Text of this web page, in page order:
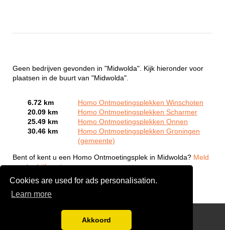
Cookies are used for ads personalisation.
Learn more
Akkoord
Geen bedrijven gevonden in "Midwolda". Kijk hieronder voor
plaatsen in de buurt van "Midwolda".
6.72 km
Homo Ontmoetingsplekken Winschoten
20.09 km
Homo Ontmoetingsplekken Scharmer
25.49 km
Homo Ontmoetingsplekken Onnen
30.46 km
Homo Ontmoetingsplekken Groningen
(gemeente)
Bent of kent u een Homo Ontmoetingsplek in Midwolda? Meld
een bedrijf gratis aan